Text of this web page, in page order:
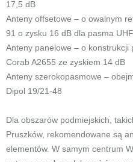
17,5 dB
Anteny offsetowe – o owalnym
91 o zysku 16 dB dla pasma UHF
Anteny panelowe – o konstrukcji
Corab A2655 ze zyskiem 14 dB
Anteny szerokopasmowe –
Dipol 19/21-48
Dla obszarów podmiejskich,
Pruszków, rekomendowane są
elementów. W samym centrum